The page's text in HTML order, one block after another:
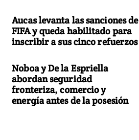
Aucas levanta las sanciones de
FIFA y queda habilitado para
inscribir a sus cinco refuerzos
Noboa y De la Espriella
abordan seguridad
fronteriza, comercio y
energía antes de la posesión